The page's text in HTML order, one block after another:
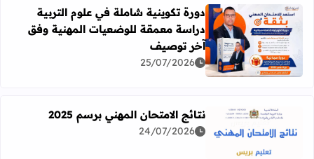
اقرأ المزيد عن دورة تكوينية شاملة في علوم التربية
دورة تكوينية شاملة في علوم التربية
دراسة معمقة للوضعيات المهنية وفق
آخر توصيف
25/07/2026
اقرأ المزيد عن نتائج الامتحان المهني برسم 2025
نتائج الامتحان المهني برسم 2025
24/07/2026